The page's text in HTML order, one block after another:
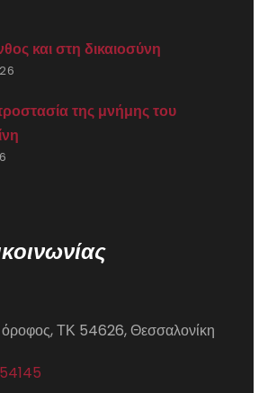
και στη δικαιοσύνη
της μνήμης του
ΤΚ 54626, Θεσσαλονίκη